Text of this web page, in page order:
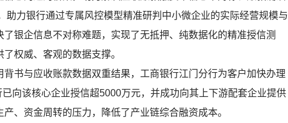
助力银行通过专属风控模型精准研判中小微企业的实际经营规模与
银企信息不对称难题，实现了无抵押、纯数据化的精准授信测
权威、客观的数据支撑。
与应收账款数据双重结果，工商银行江门分行为客户加快办理
向该核心企业授信超5000万元，并成功向其上下游配套企业提供
、资金周转的压力，降低了产业链综合融资成本。